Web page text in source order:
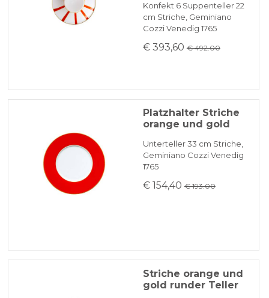
Konfekt 6 Suppenteller 22
cm Striche, Geminiano
Cozzi Venedig 1765
€ 393,60 € 492.00
Platzhalter Striche
orange und gold
Unterteller 33 cm Striche,
Geminiano Cozzi Venedig
1765
€ 154,40 € 193.00
Striche orange und
gold runder Teller